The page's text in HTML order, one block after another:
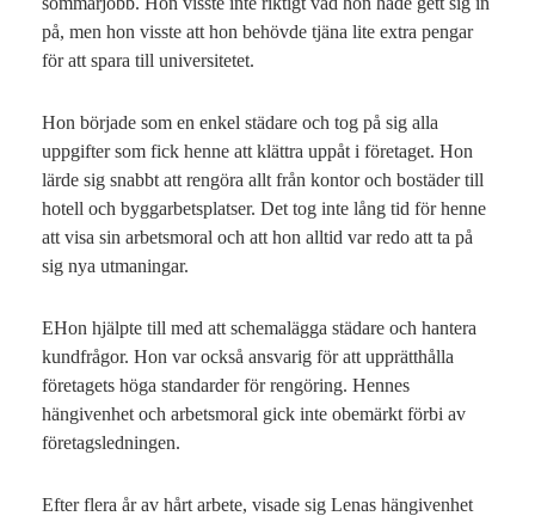
på, men hon visste att hon behövde tjäna lite extra pengar
för att spara till universitetet.
Hon började som en enkel städare och tog på sig alla
uppgifter som fick henne att klättra uppåt i företaget. Hon
lärde sig snabbt att rengöra allt från kontor och bostäder till
hotell och byggarbetsplatser. Det tog inte lång tid för henne
att visa sin arbetsmoral och att hon alltid var redo att ta på
sig nya utmaningar.
EHon hjälpte till med att schemalägga städare och hantera
kundfrågor. Hon var också ansvarig för att upprätthålla
företagets höga standarder för rengöring. Hennes
hängivenhet och arbetsmoral gick inte obemärkt förbi av
företagsledningen.
Efter flera år av hårt arbete, visade sig Lenas hängivenhet